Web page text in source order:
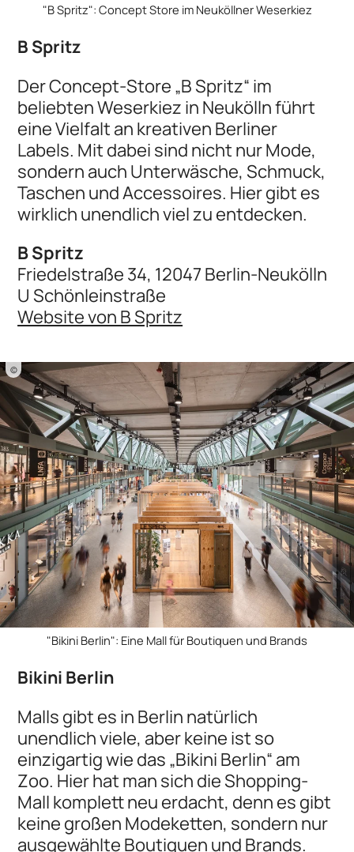
"B Spritz": Concept Store im Neuköllner Weserkiez
B Spritz
Der Concept-Store „B Spritz“ im
beliebten Weserkiez in Neukölln führt
eine Vielfalt an kreativen Berliner
Labels. Mit dabei sind nicht nur Mode,
sondern auch Unterwäsche, Schmuck,
Taschen und Accessoires. Hier gibt es
wirklich unendlich viel zu entdecken.
B Spritz
Friedelstraße 34, 12047 Berlin-Neukölln
U Schönleinstraße
Website von B Spritz
©
"Bikini Berlin": Eine Mall für Boutiquen und Brands
Bikini Berlin
Malls gibt es in Berlin natürlich
unendlich viele, aber keine ist so
einzigartig wie das „Bikini Berlin“ am
Zoo. Hier hat man sich die Shopping-
Mall komplett neu erdacht, denn es gibt
keine großen Modeketten, sondern nur
ausgewählte Boutiquen und Brands.